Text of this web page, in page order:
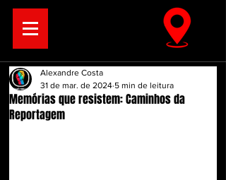
Memórias que resistem: Caminhos da
Reportagem
Alexandre Costa
31 de mar. de 2024 5 min de leitura